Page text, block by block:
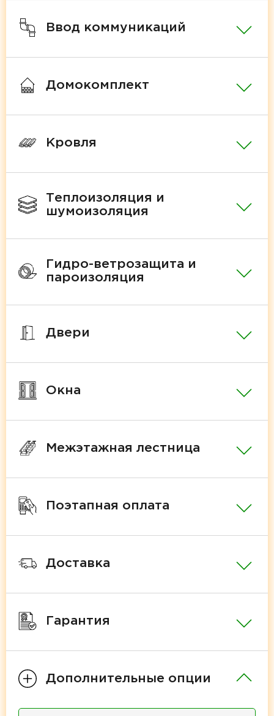
Ввод коммуникаций
Домокомплект
Кровля
Теплоизоляция и
шумоизоляция
Гидро-ветрозащита и
пароизоляция
Двери
Окна
Межэтажная лестница
Поэтапная оплата
Доставка
Гарантия
Дополнительные опции